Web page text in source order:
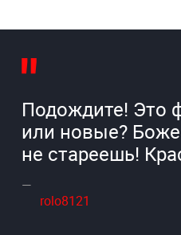
Подождите! Это
или новые?
не стареешь!
rolo8121